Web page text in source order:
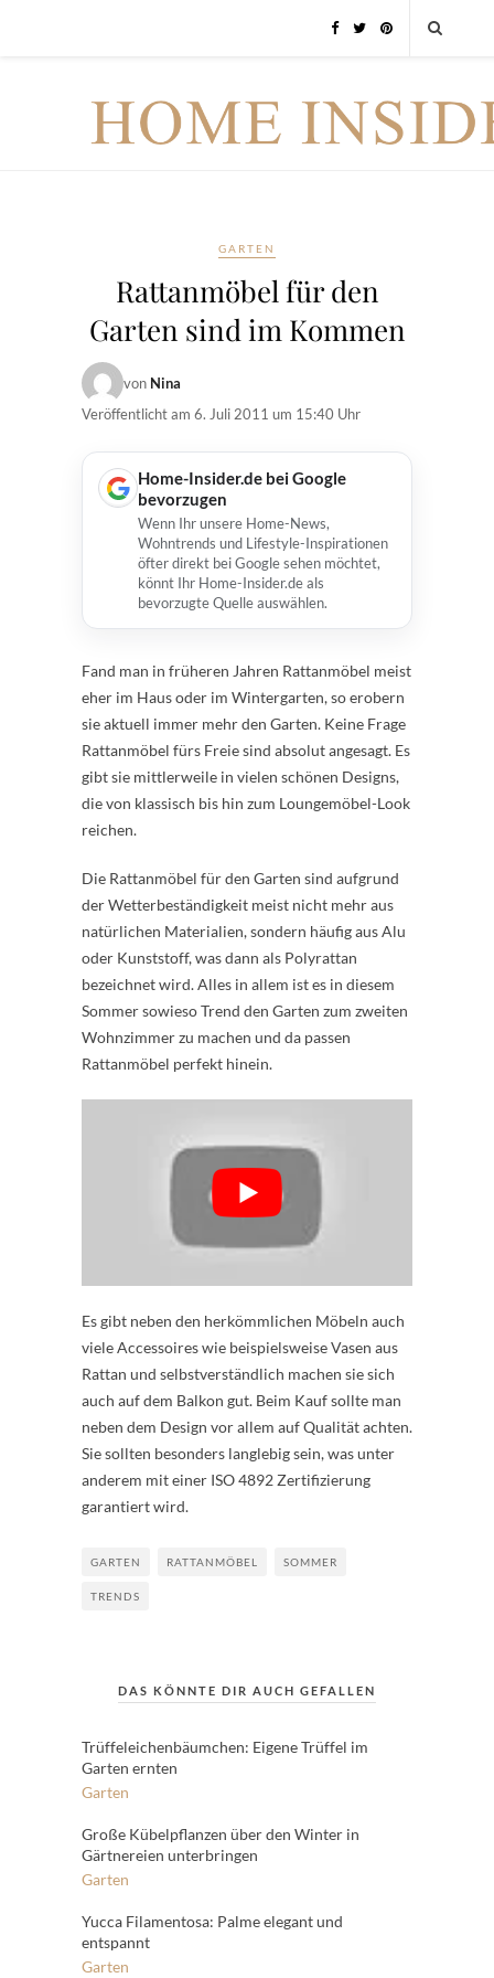
GARTEN
Rattanmöbel für den
Garten sind im Kommen
von Nina
Veröffentlicht am 6. Juli 2011 um 15:40 Uhr
Home-Insider.de bei Google
bevorzugen
Wenn Ihr unsere Home-News,
Wohntrends und Lifestyle-Inspirationen
öfter direkt bei Google sehen möchtet,
könnt Ihr Home-Insider.de als
bevorzugte Quelle auswählen.
Fand man in früheren Jahren Rattanmöbel meist
eher im Haus oder im Wintergarten, so erobern
sie aktuell immer mehr den Garten. Keine Frage
Rattanmöbel fürs Freie sind absolut angesagt. Es
gibt sie mittlerweile in vielen schönen Designs,
die von klassisch bis hin zum Loungemöbel-Look
reichen.
Die Rattanmöbel für den Garten sind aufgrund
der Wetterbeständigkeit meist nicht mehr aus
natürlichen Materialien, sondern häufig aus Alu
oder Kunststoff, was dann als Polyrattan
bezeichnet wird. Alles in allem ist es in diesem
Sommer sowieso Trend den Garten zum zweiten
Wohnzimmer zu machen und da passen
Rattanmöbel perfekt hinein.
Es gibt neben den herkömmlichen Möbeln auch
viele Accessoires wie beispielsweise Vasen aus
Rattan und selbstverständlich machen sie sich
auch auf dem Balkon gut. Beim Kauf sollte man
neben dem Design vor allem auf Qualität achten.
Sie sollten besonders langlebig sein, was unter
anderem mit einer ISO 4892 Zertifizierung
garantiert wird.
GARTEN RATTANMÖBEL SOMMER
TRENDS
DAS KÖNNTE DIR AUCH GEFALLEN
Trüffeleichenbäumchen: Eigene Trüffel im
Garten ernten
Garten
Große Kübelpflanzen über den Winter in
Gärtnereien unterbringen
Garten
Yucca Filamentosa: Palme elegant und
entspannt
Garten